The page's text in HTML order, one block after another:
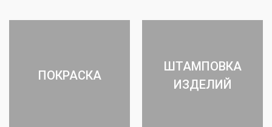
ПОКРАСКА
ШТАМПОВКА
ИЗДЕЛИЙ